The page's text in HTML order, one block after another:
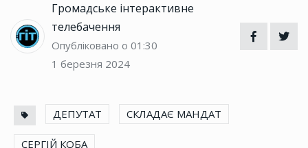
Громадське інтерактивне
телебачення
Опубліковано о 01:30
1 березня 2024
ДЕПУТАТ СКЛАДАЄ МАНДАТ
СЕРГІЙ КОБА